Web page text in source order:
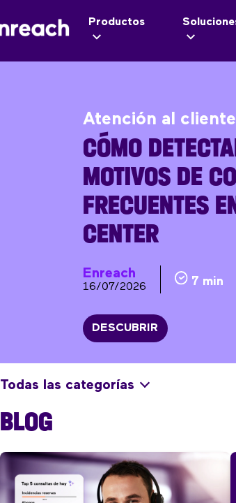
Productos
Atención al cliente
CÓMO
MOTIVOS DE
FRECUENTES
CENTER
Enreach
16/07/2026 7 min
DESCUBRIR
Todas las categorías
BLOG